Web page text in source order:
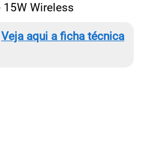
15W Wireless
Veja aqui a ficha técnica